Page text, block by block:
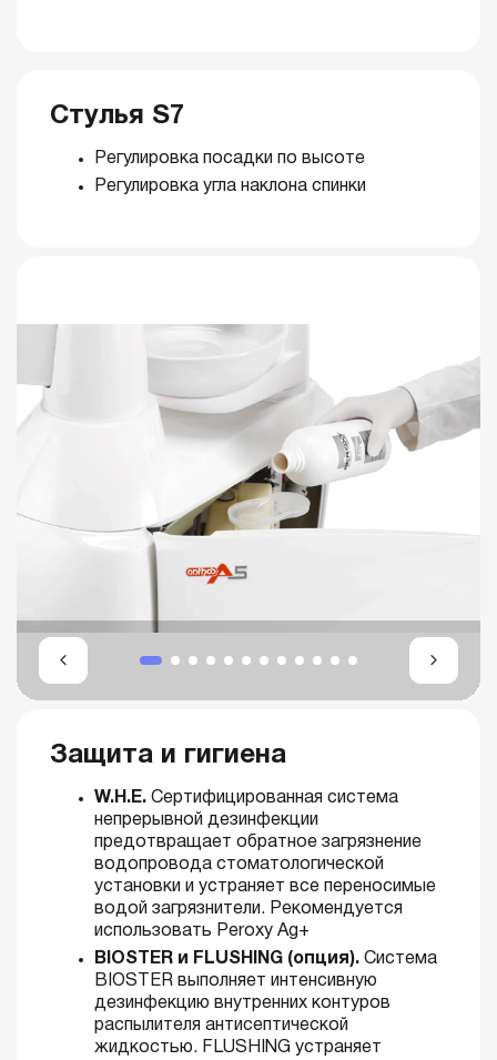
Стулья S7
Регулировка посадки по высоте
Регулировка угла наклона спинки
Защита и гигиена
W.H.E. Сертифицированная система
непрерывной дезинфекции
предотвращает обратное загрязнение
водопровода стоматологической
установки и устраняет все переносимые
водой загрязнители. Рекомендуется
использовать Peroxy Ag+
BIOSTER и FLUSHING (опция). Система
BIOSTER выполняет интенсивную
дезинфекцию внутренних контуров
распылителя антисептической
жидкостью. FLUSHING устраняет